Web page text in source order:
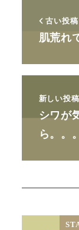
古い投稿
肌荒れ
新しい投稿
シワが
ら。。。